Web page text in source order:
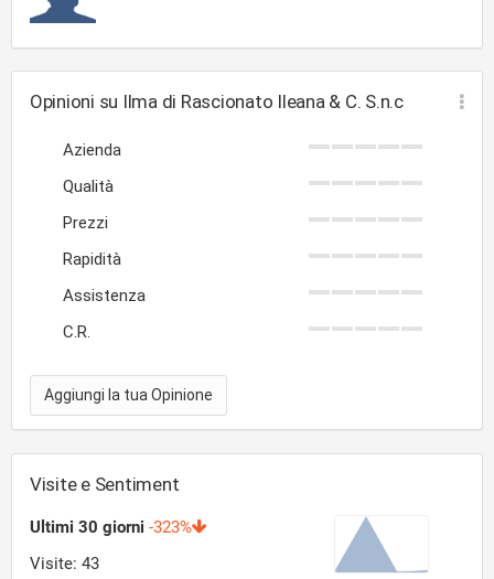
Opinioni su Ilma di Rascionato Ileana & C. S.n.c
Azienda
Qualità
Prezzi
Rapidità
Assistenza
C.R.
Aggiungi la tua Opinione
Visite e Sentiment